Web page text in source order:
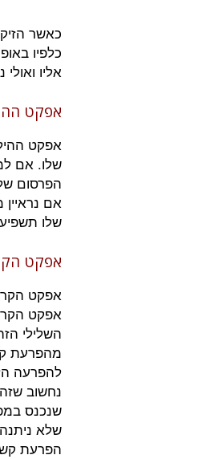
כאשר
כלפיו
אליו
אפקט
אפקט
שלו. אם
הפרסום
אם
שלו
אפקט
אפקט
אפקט
השלילי
מהפרעת
להפרעה
נחשוב
שנכנס
שלא
הפרעת